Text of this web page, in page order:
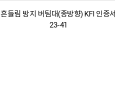
흔들림 방지 버팀대(종방향) KFI 인증서
23-41